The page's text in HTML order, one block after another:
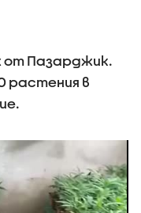
от Пазарджик.
растения в